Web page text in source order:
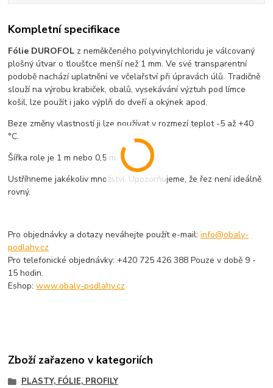
Kompletní specifikace
Fólie DUROFOL z neměkčeného polyvinylchloridu je válcovaný
plošný útvar o tloušťce menší než 1 mm. Ve své transparentní
podobě nachází uplatnění ve včelařství při úpravách úlů. Tradičně
slouží na výrobu krabiček, obalů, vysekávání výztuh pod límce
košil, lze použít i jako výplň do dveří a okýnek apod.
Beze změny vlastností ji lze používat v rozmezí teplot -5 až +40
°C.
Šířka role je 1 m nebo 0,5 m.
Ustříhneme jakékoliv množství. Upozorňujeme, že řez není ideálně
rovný.
Pro objednávky a dotazy neváhejte použít e-mail:info@obaly-
podlahy.cz
Pro telefonické objednávky: +420 725 426 388 Pouze v době 9 -
15 hodin.
Eshop:www.obaly-podlahy.cz
Zboží zařazeno v kategoriích
PLASTY, FÓLIE, PROFILY